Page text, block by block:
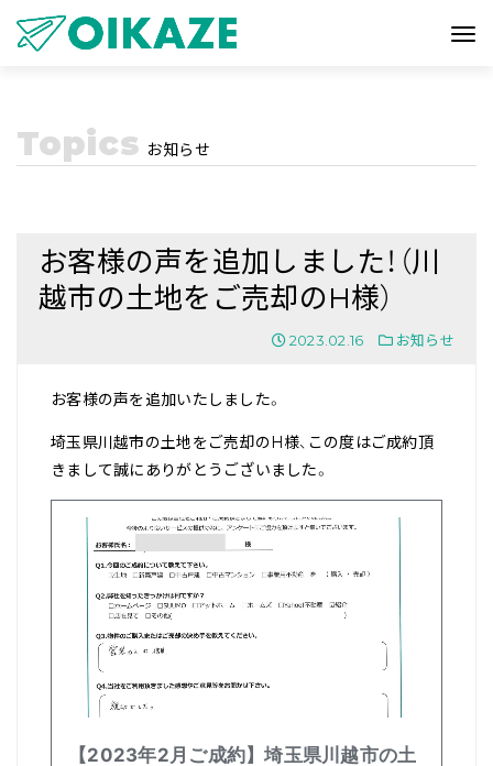
Topics お知らせ
お客様の声を追加しました！（川
越市の土地をご売却のH様）
2023.02.16 お知らせ
お客様の声を追加いたしました。
埼玉県川越市の土地をご売却のH様、この度はご成約頂
きまして誠にありがとうございました。